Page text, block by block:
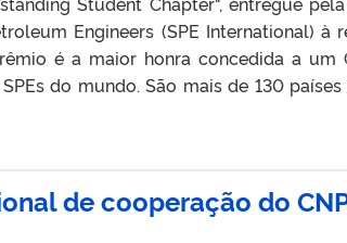
Engineers (SPE International) à
é a maior honra concedida a um
do mundo. São mais de 130
de cooperação do